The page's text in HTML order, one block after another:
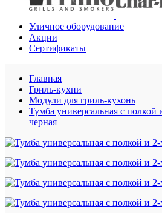
Уличное оборудование
Акции
Сертификаты
Главная
Гриль-кухни
Модули для гриль-кухонь
Тумба универсальная с полкой
черная